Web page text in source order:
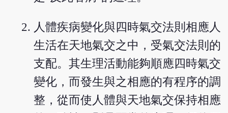
人體疾病變化與四時氣交法則相應人
生活在天地氣交之中，受氣交法則的
支配。其生理活動能夠順應四時氣交
變化，而發生與之相應的有程序的調
整，從而使人體與天地氣交保持相應